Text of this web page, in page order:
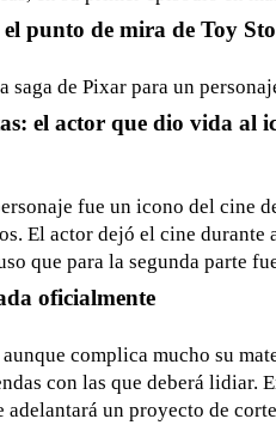
punto de mira de Toy
de Pixar para un
el actor que dio vida al
fue un icono del cine
El actor dejó el cine durante
que para la segunda parte
oficialmente
complica mucho su
con las que deberá lidiar.
un proyecto de